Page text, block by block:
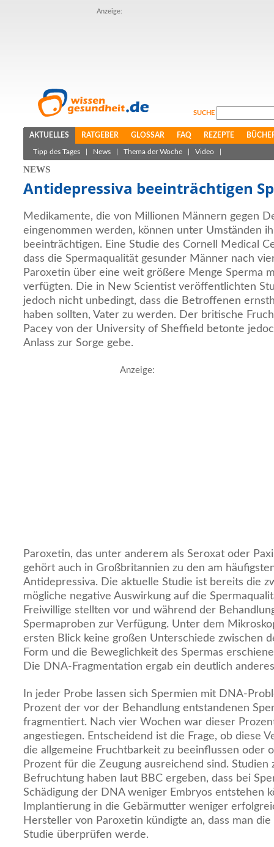
Anzeige:
SUCHE
AKTUELLES RATGEBER GLOSSAR FAQ REZEPTE
Tipp des Tages News Thema der Woche Video
NEWS
Antidepressiva beeinträchtigen
Medikamente, die von Millionen Männern gegen
eingenommen werden, können unter Umständen
beeinträchtigen. Eine Studie des Cornell Medical
dass die Spermaqualität gesunder Männer nach
Paroxetin über eine weit größere Menge Sperma
verfügten. Die in New Scientist veröffentlichten
jedoch nicht unbedingt, dass die Betroffenen
haben sollten, Vater zu werden. Der britische
Pacey von der University of Sheffield betonte
Anlass zur Sorge gebe.
Anzeige:
Paroxetin, das unter anderem als Seroxat oder
gehört auch in Großbritannien zu den am
Antidepressiva. Die aktuelle Studie ist bereits die
mögliche negative Auswirkung auf die
Freiwillige stellten vor und während der
Spermaproben zur Verfügung. Unter dem
ersten Blick keine großen Unterschiede zwischen
Form und die Beweglichkeit des Spermas
Die DNA-Fragmentation ergab ein deutlich
In jeder Probe lassen sich Spermien mit DNA-
Prozent der vor der Behandlung entstandenen
fragmentiert. Nach vier Wochen war dieser
angestiegen. Entscheidend ist die Frage, ob diese
die allgemeine Fruchtbarkeit zu beeinflussen oder
Prozent für die Zeugung ausreichend sind. Studien
Befruchtung haben laut BBC ergeben, dass bei
Schädigung der DNA weniger Embryos entstehen
Implantierung in die Gebärmutter weniger
Hersteller von Paroxetin kündigte an, dass man
Studie überprüfen werde.